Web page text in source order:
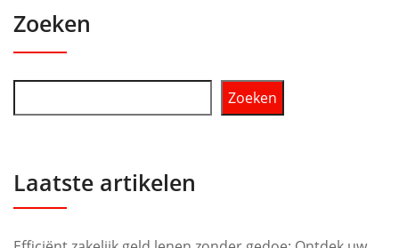
Zoeken
Zoeken
Laatste artikelen